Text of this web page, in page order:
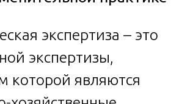
экспертиза – это
экспертизы,
которой являются